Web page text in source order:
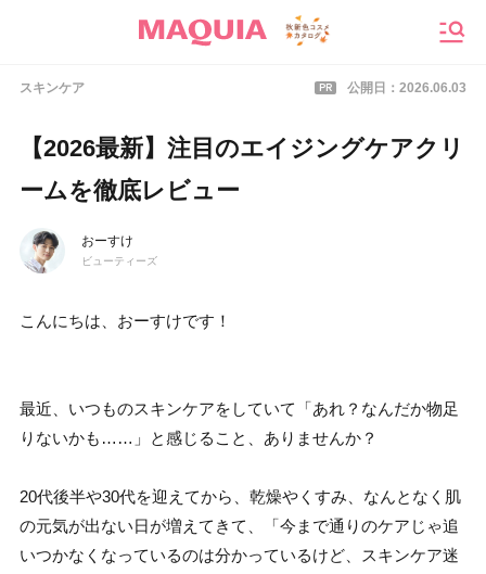
スキンケア PR 公開日： 2026.06.03
【2026最新】注目のエイジングケアクリ
ームを徹底レビュー
おーすけ
ビューティーズ
こんにちは、おーすけです！
最近、いつものスキンケアをしていて「あれ？なんだか物足
りないかも……」と感じること、ありませんか？
20代後半や30代を迎えてから、乾燥やくすみ、なんとなく肌
の元気が出ない日が増えてきて、「今まで通りのケアじゃ追
いつかなくなっているのは分かっているけど、スキンケア迷